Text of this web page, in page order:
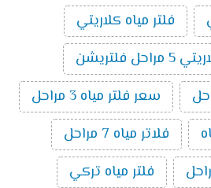
فلتر مياه كلاريتي
فلتريشن
سعر فلتر مياه 3 مراحل
فلاتر مياه 7 مراحل
فلتر مياه تركي